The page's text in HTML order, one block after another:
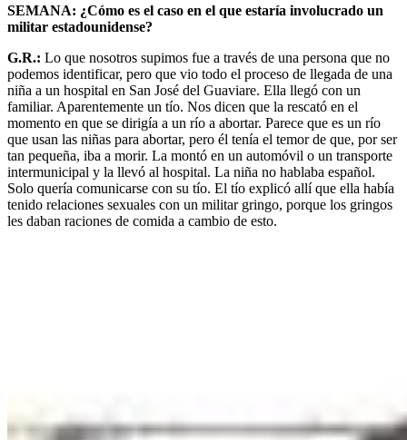
SEMANA: ¿Cómo es el caso en el que estaría involucrado un
militar estadounidense?
G.R.: Lo que nosotros supimos fue a través de una persona que no
podemos identificar, pero que vio todo el proceso de llegada de una
niña a un hospital en San José del Guaviare. Ella llegó con un
familiar. Aparentemente un tío. Nos dicen que la rescató en el
momento en que se dirigía a un río a abortar. Parece que es un río
que usan las niñas para abortar, pero él tenía el temor de que, por ser
tan pequeña, iba a morir. La montó en un automóvil o un transporte
intermunicipal y la llevó al hospital. La niña no hablaba español.
Solo quería comunicarse con su tío. El tío explicó allí que ella había
tenido relaciones sexuales con un militar gringo, porque los gringos
les daban raciones de comida a cambio de esto.